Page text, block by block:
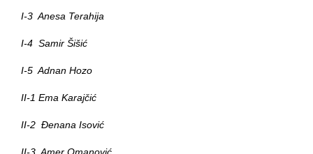
I-3 Anesa Terahija
I-4 Samir Šišić
I-5 Adnan Hozo
II-1 Ema Karajčić
II-2 Đenana Isović